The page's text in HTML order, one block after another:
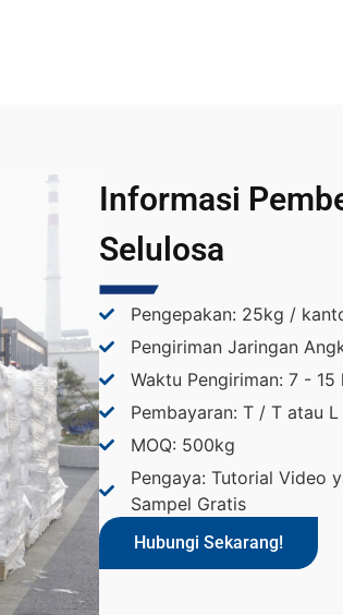
Informasi
Selulosa
Pengepakan: 25kg /
Pengiriman Jaringan
Waktu Pengiriman: 7 -
Pembayaran: T / T atau
MOQ: 500kg
Pengaya: Tutorial Video
Sampel Gratis
Hubungi Sekarang!